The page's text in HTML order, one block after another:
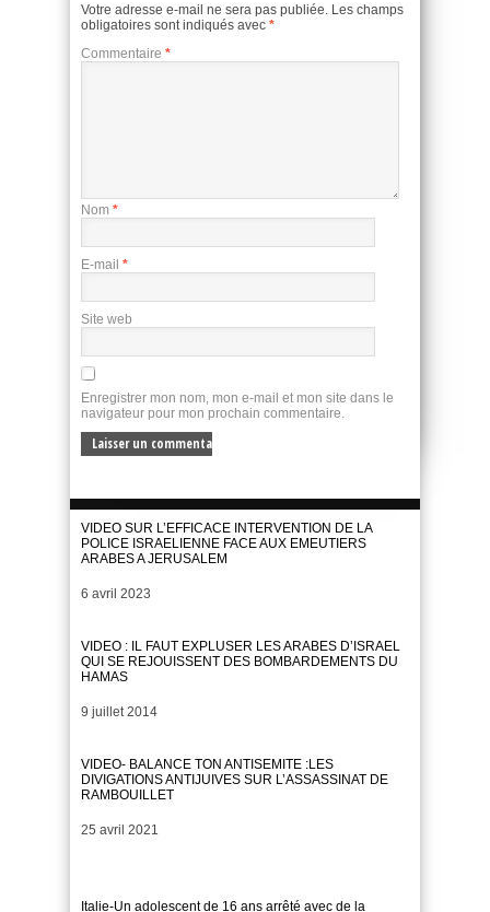
Votre adresse e-mail ne sera pas publiée. Les champs
obligatoires sont indiqués avec *
Commentaire *
Nom *
E-mail *
Site web
Enregistrer mon nom, mon e-mail et mon site dans le
navigateur pour mon prochain commentaire.
VIDEO SUR L’EFFICACE INTERVENTION DE LA
POLICE ISRAELIENNE FACE AUX EMEUTIERS
ARABES A JERUSALEM
Date
6 avril 2023
VIDEO : IL FAUT EXPLUSER LES ARABES D’ISRAEL
QUI SE REJOUISSENT DES BOMBARDEMENTS DU
HAMAS
Date
9 juillet 2014
VIDEO- BALANCE TON ANTISEMITE :LES
DIVIGATIONS ANTIJUIVES SUR L’ASSASSINAT DE
RAMBOUILLET
Date
25 avril 2021
Italie-Un adolescent de 16 ans arrêté avec de la